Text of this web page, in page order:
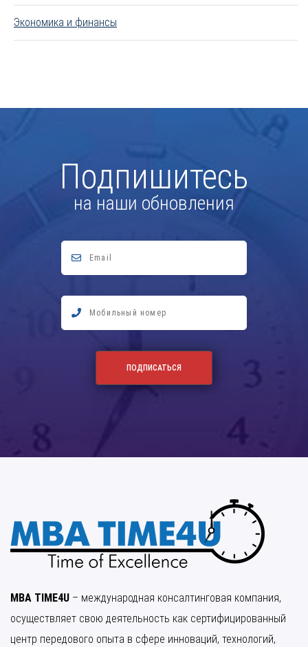
Экономика и финансы
Подпишитесь
на наши обновления
MBA TIME4U – международная консалтинговая компания,
осуществляет свою деятельность как сертифицированный
центр передового опыта в сфере инноваций, технологий,